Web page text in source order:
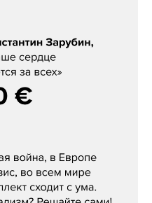
«Наше сердце